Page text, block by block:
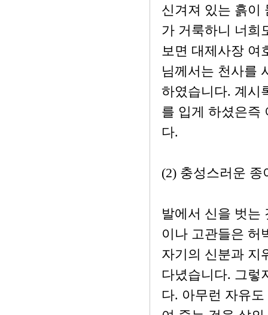
신겨져 있는 흙이
가 거룩하니 너희
보면 대제사장 여
님께서는 천사를
하였습니다. 계시
를 입게 하셨은즉
다.
(2) 충성스러운
발에서 신을 벗는
이나 고관들은 허
자기의 신분과 지
다녔습니다. 그렇
다. 아무런 자유